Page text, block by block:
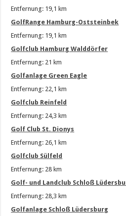
Entfernung: 19,1 km
GolfRange Hamburg-Oststeinbek
Entfernung: 19,1 km
Golfclub Hamburg Walddörfer
Entfernung: 21 km
Golfanlage Green Eagle
Entfernung: 22,1 km
Golfclub Reinfeld
Entfernung: 24,3 km
Golf Club St. Dionys
Entfernung: 26,1 km
Golfclub Sülfeld
Entfernung: 28 km
Golf- und Landclub Schloß
Entfernung: 28,3 km
Golfanlage Schloß Lüdersburg